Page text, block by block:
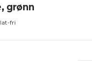
grønn
fri